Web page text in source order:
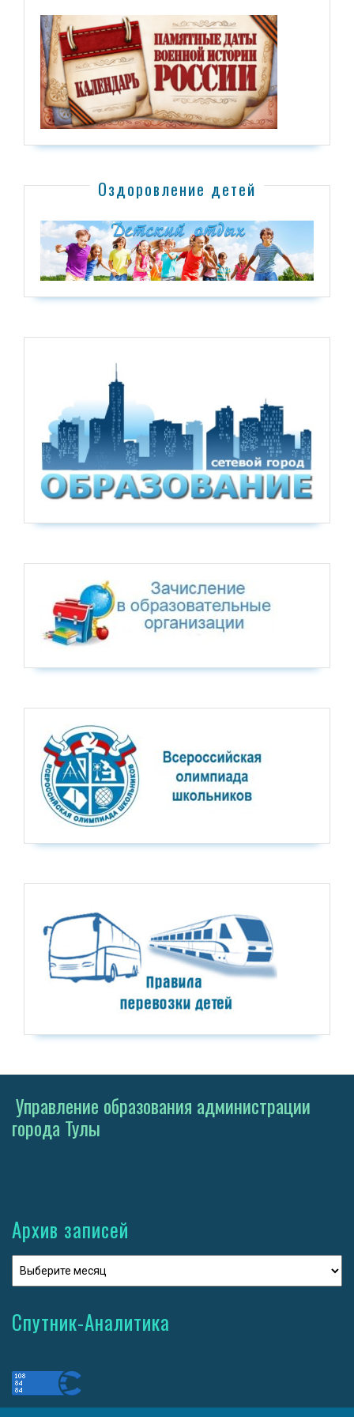
Оздоровление детей
Управление образования администрации
города Тулы
Архив записей
Спутник-Аналитика